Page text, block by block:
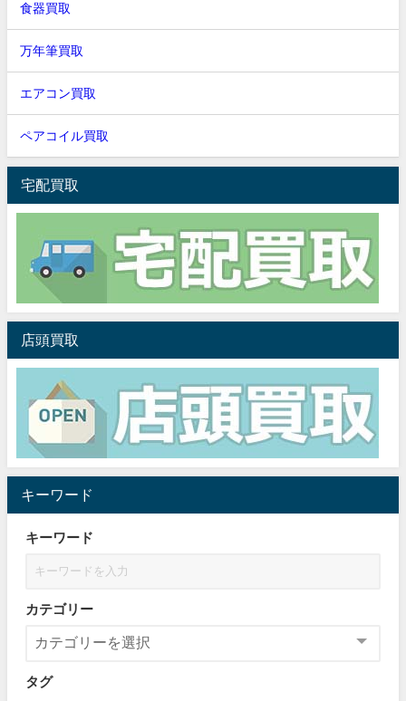
食器買取
万年筆買取
エアコン買取
ペアコイル買取
宅配買取
店頭買取
キーワード
キーワード
カテゴリー
タグ